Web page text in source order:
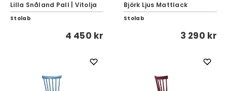
Lilla Snåland Pall | Vitolja
Stolab
4 450 kr
Björk Ljus Mattlack
Stolab
3 290 kr